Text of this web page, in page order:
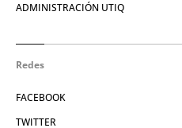
ADMINISTRACIÓN UTIQ
Redes
FACEBOOK
TWITTER